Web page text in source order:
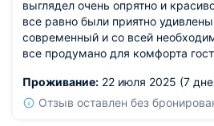
выглядел очень опрятно и
все равно были приятно
современный и со всей
все продумано для комфорта
Проживание: 22 июля 2025 (7
Отзыв оставлен без